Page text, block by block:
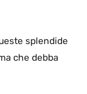
splendide
che debba